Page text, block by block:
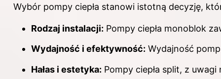
Wybór pompy ciepła stanowi istotną decyzję,
Rodzaj instalacji: Pompy ciepła monoblok
Wydajność i efektywność: Wydajność
Hałas i estetyka: Pompy ciepła split, z